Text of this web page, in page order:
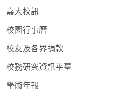
嘉大校訊
校園行事曆
校友及各界捐款
校務研究資訊平臺
學術年報